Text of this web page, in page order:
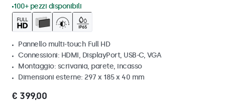
100+ pezzi disponibili
Pannello multi-touch Full HD
Connessioni: HDMI, DisplayPort, USB-C, VGA
Montaggio: scrivania, parete, incasso
Dimensioni esterne: 297 x 185 x 40 mm
€ 399,00